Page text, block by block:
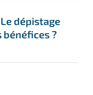
dépistage
bénéfices ?